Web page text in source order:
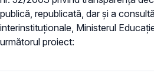
publică, republicată, dar și a
interinstituționale, Ministerul
următorul proiect: